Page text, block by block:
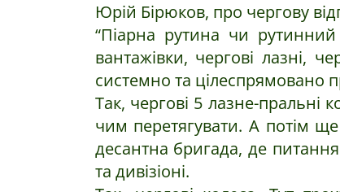
Юрій Бірюков, про чергову
“Піарна рутина чи
вантажівки, чергові лазні,
системно та цілеспрямовано
Так, чергові 5 лазне-
чим перетягувати. А потім
десантна бригада, де
та дивізіоні.